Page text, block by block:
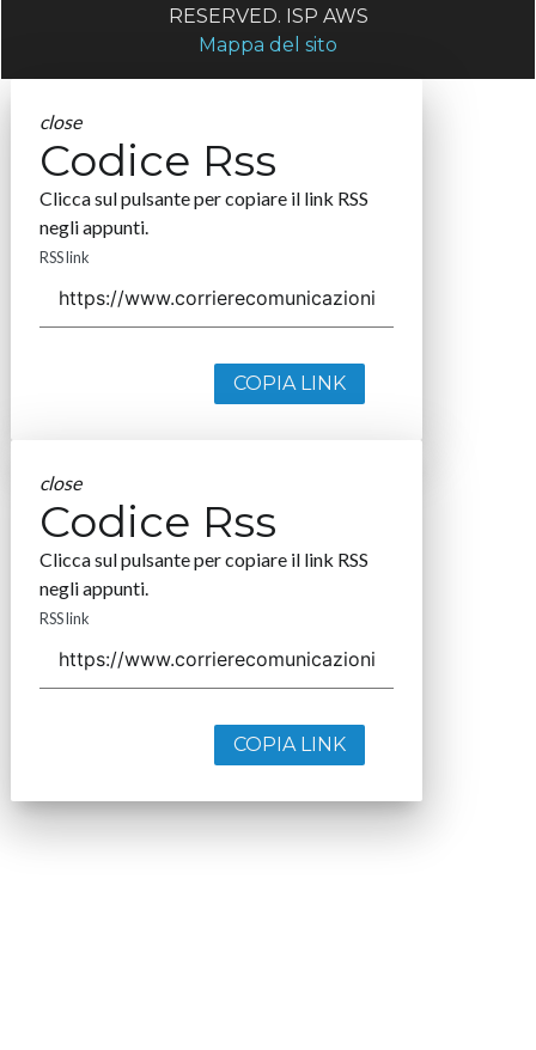
RESERVED. ISP AWS
Mappa del sito
close
Codice Rss
Clicca sul pulsante per copiare il link RSS
negli appunti.
RSS link
COPIA LINK
close
Codice Rss
Clicca sul pulsante per copiare il link RSS
negli appunti.
RSS link
COPIA LINK